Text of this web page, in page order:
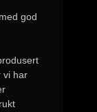
god
vi har